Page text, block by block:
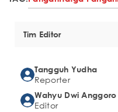
Tim Editor
Tangguh Yudha
Reporter
Wahyu Dwi Anggoro
Editor